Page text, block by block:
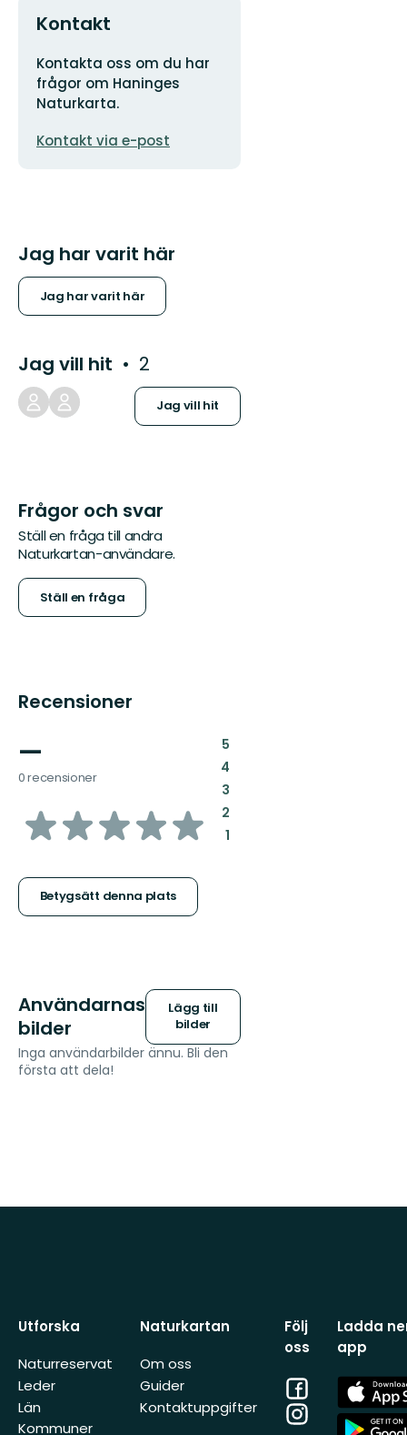
Kontakt
Adress
Kontakta oss om du har
frågor om Haninges
Naturkarta.
postadress
Kontakt via e-post
Jag har varit här
Jag har varit här
Jag vill hit 2
Jag vill hit
Frågor och svar
Ställ en fråga till andra
Naturkartan-användare.
Ställ en fråga
Recensioner
—
0 recensioner
av
stjärnor
Betygsätt denna plats
5:
4:
3:
2:
1:
Användarnas
bilder
Lägg till
bilder
Inga användarbilder ännu. Bli den
första att dela!
Utforska
Naturreservat
Leder
Län
Kommuner
Naturkartan
Om oss
Guider
Kontaktuppgifter
Följ
oss
Facebook
Instagram
Ladda
app
App
Store
App